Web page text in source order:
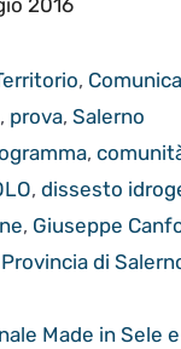
2016
,
, prova, Salerno
,
, dissesto
, Giuseppe
Provincia di
Made in Sele